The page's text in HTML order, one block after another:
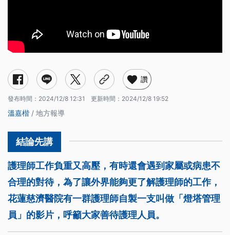
讚
發布時間： 2024/12/8 12:31 更新時間： 2024/12/8 19:52
溫嘉楷 / 地方報導
護理師工作負重又高壓，有時還會遇到家屬或病患不
合理的對待，為了讓外界能夠更了解護理師的工作，
花蓮慈濟醫院有一群護理師自製一支叫做「燈塔管理
員」的影片，呼籲大家善待護理人員。